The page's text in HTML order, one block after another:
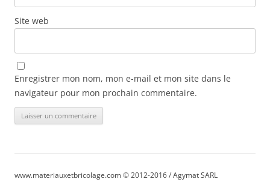
Site web
Enregistrer mon nom, mon e-mail et mon site dans le
navigateur pour mon prochain commentaire.
www.materiauxetbricolage.com © 2012-2016 / Agymat SARL